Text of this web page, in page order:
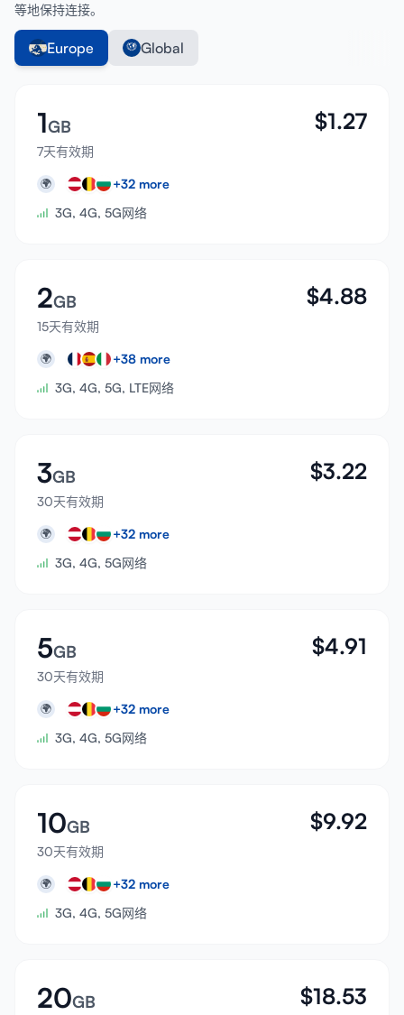
等地保持连接。
Europe Global
1GB
7天有效期
$1.27
🌍 +32 more
3G, 4G, 5G网络
2GB
15天有效期
$4.88
🌍 +38 more
3G, 4G, 5G, LTE网络
3GB
30天有效期
$3.22
🌍 +32 more
3G, 4G, 5G网络
5GB
30天有效期
$4.91
🌍 +32 more
3G, 4G, 5G网络
10GB
30天有效期
$9.92
🌍 +32 more
3G, 4G, 5G网络
20GB $18.53